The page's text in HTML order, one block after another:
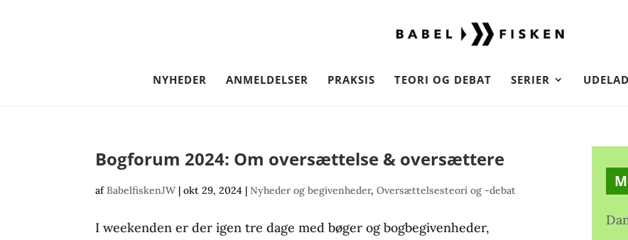
NYHEDER ANMELDELSER PRAKSIS TEORI OG DEBAT SERIER
Bogforum 2024: Om oversættelse & oversættere
afBabelfiskenJW |okt 29, 2024 |Nyheder og begivenheder,Oversættelsesteori og -debat
I weekenden er der igen tre dage med bøger og bogbegivenheder,